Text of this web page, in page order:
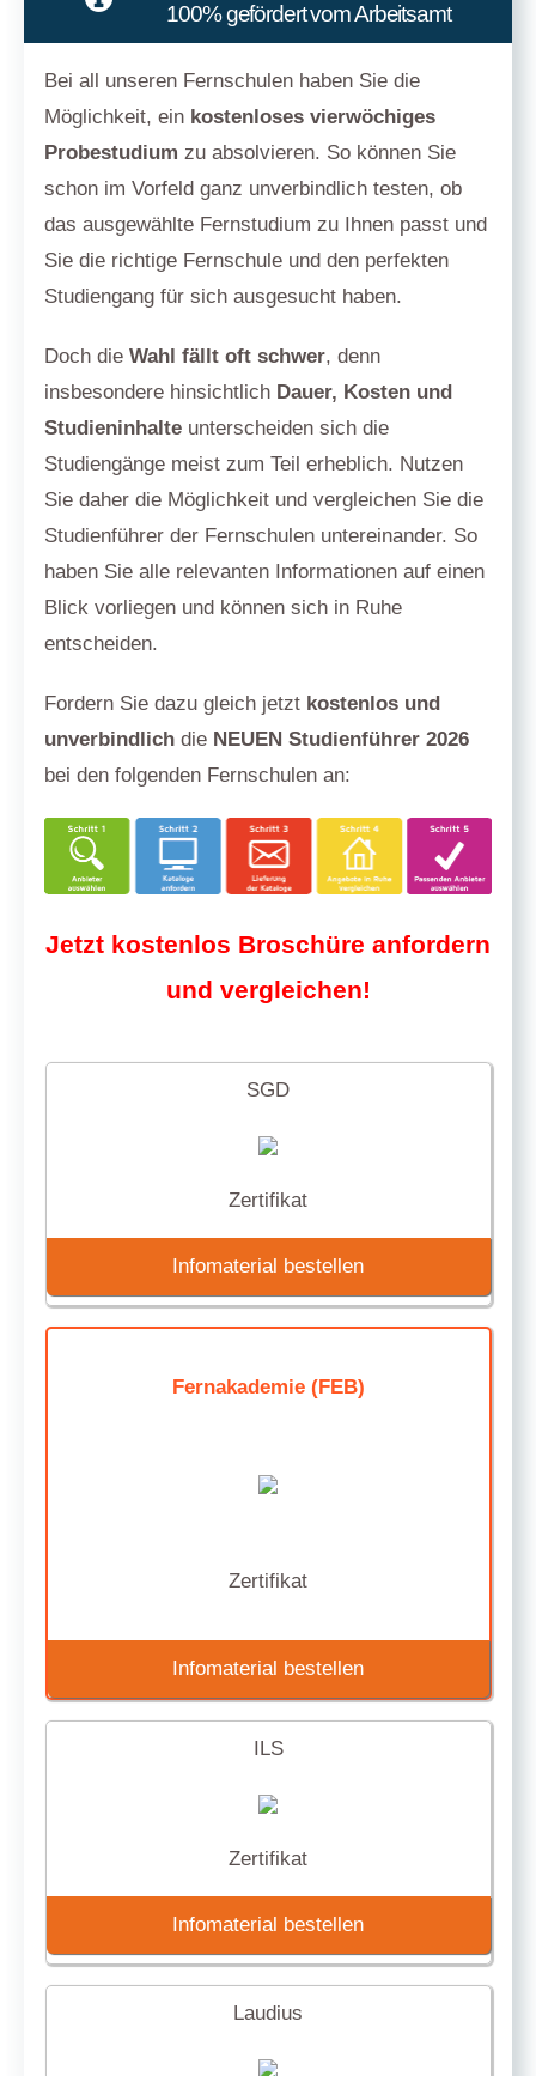
100% gefördert vom Arbeitsamt
Bei all unseren Fernschulen haben Sie die
Möglichkeit, ein kostenloses vierwöchiges
Probestudium zu absolvieren. So können Sie
schon im Vorfeld ganz unverbindlich testen, ob
das ausgewählte Fernstudium zu Ihnen passt und
Sie die richtige Fernschule und den perfekten
Studiengang für sich ausgesucht haben.
Doch dieWahl fällt oft schwer, denn
insbesondere hinsichtlich Dauer, Kosten und
Studieninhalte unterscheiden sich die
Studiengänge meist zum Teil erheblich. Nutzen
Sie daher die Möglichkeit und vergleichen Sie die
Studienführer der Fernschulen untereinander. So
haben Sie alle relevanten Informationen auf einen
Blick vorliegen und können sich in Ruhe
entscheiden.
Fordern Sie dazu gleich jetzt kostenlos und
unverbindlich die NEUEN Studienführer 2026
bei den folgenden Fernschulen an:
Jetzt kostenlos Broschüre anfordern
und vergleichen!
SGD
Zertifikat
Infomaterial bestellen
Fernakademie (FEB)
Zertifikat
Infomaterial bestellen
ILS
Zertifikat
Infomaterial bestellen
Laudius